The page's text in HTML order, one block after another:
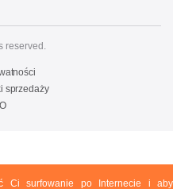
reserved.
sprzedaży
Ci surfowanie po Internecie i aby